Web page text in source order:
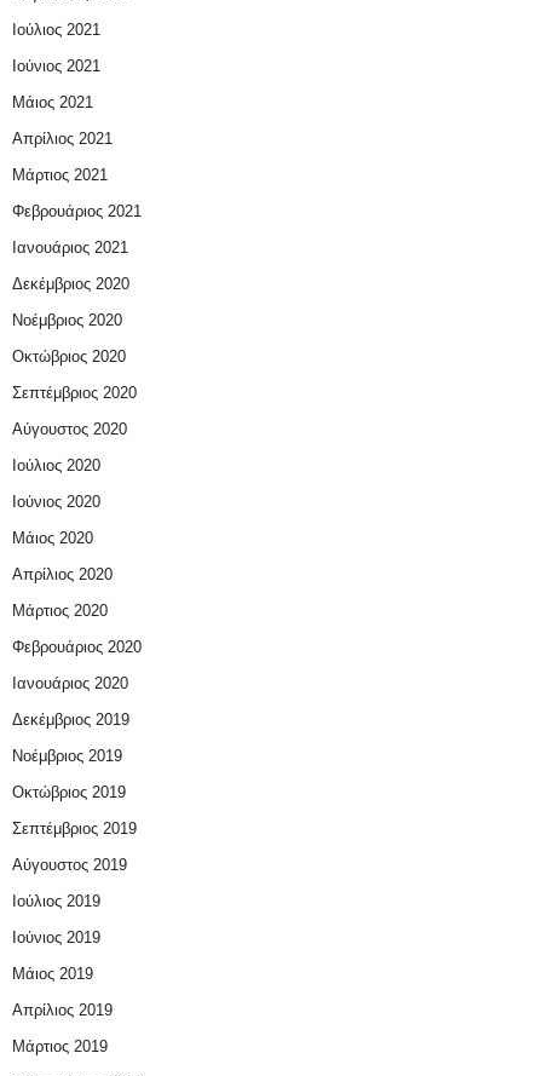
Ιούλιος 2021
Ιούνιος 2021
Μάιος 2021
Απρίλιος 2021
Μάρτιος 2021
Φεβρουάριος 2021
Ιανουάριος 2021
Δεκέμβριος 2020
Νοέμβριος 2020
Οκτώβριος 2020
Σεπτέμβριος 2020
Αύγουστος 2020
Ιούλιος 2020
Ιούνιος 2020
Μάιος 2020
Απρίλιος 2020
Μάρτιος 2020
Φεβρουάριος 2020
Ιανουάριος 2020
Δεκέμβριος 2019
Νοέμβριος 2019
Οκτώβριος 2019
Σεπτέμβριος 2019
Αύγουστος 2019
Ιούλιος 2019
Ιούνιος 2019
Μάιος 2019
Απρίλιος 2019
Μάρτιος 2019